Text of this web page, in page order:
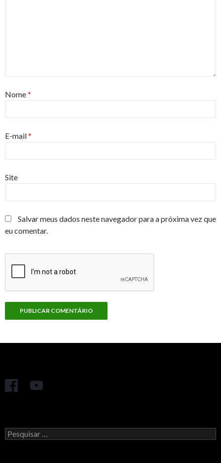
Nome*
E-mail*
Site
Salvar meus dados neste navegador para a próxima vez que
eu comentar.
Pesquisar
por: